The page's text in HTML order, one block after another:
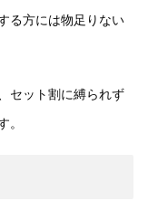
る方には物足りない
セット割に縛られず
。